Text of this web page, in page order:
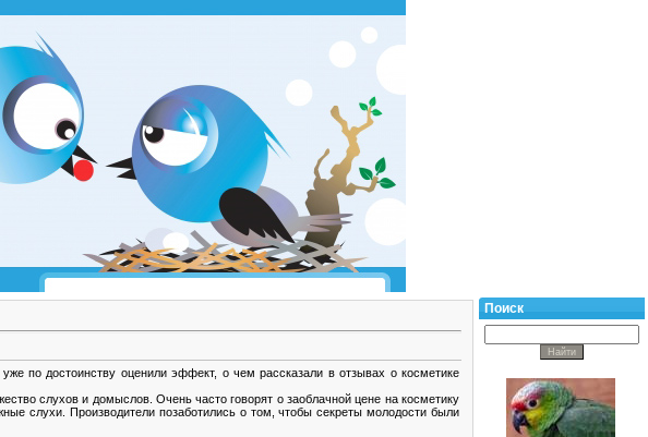
по достоинству оценили эффект, о чем рассказали в отзывах о косметике
слухов и домыслов. Очень часто говорят о заоблачной цене на косметику
слухи. Производители позаботились о том, чтобы секреты молодости были
Поиск